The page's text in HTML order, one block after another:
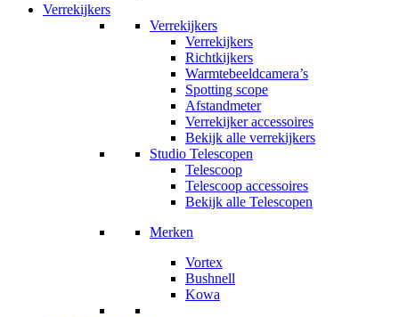
Verrekijkers
Verrekijkers
Verrekijkers
Richtkijkers
Warmtebeeldcamera’s
Spotting scope
Afstandmeter
Verrekijker accessoires
Bekijk alle verrekijkers
Studio Telescopen
Telescoop
Telescoop accessoires
Bekijk alle Telescopen
Merken
Vortex
Bushnell
Kowa